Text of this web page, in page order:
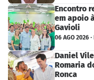
Encontro
em apoio
Gavioli
06 AGO 2026 ·
Daniel
Romaria
Ronca